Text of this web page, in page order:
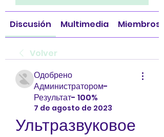
Discusión Multimedia Miembros
Volver
Одобрено
Администратором-
Результат- 100%
7 de agosto de 2023
Ультразвуковое